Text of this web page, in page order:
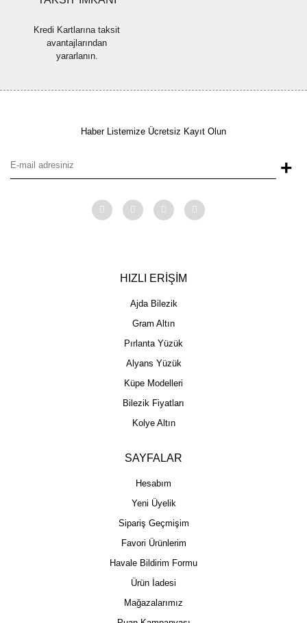
Kredi Kartlarına taksit
avantajlarından
yararlanın.
Haber Listemize Ücretsiz Kayıt Olun
+
HIZLI ERİŞİM
Ajda Bilezik
Gram Altın
Pırlanta Yüzük
Alyans Yüzük
Küpe Modelleri
Bilezik Fiyatları
Kolye Altın
SAYFALAR
Hesabım
Yeni Üyelik
Sipariş Geçmişim
Favori Ürünlerim
Havale Bildirim Formu
Ürün İadesi
Mağazalarımız